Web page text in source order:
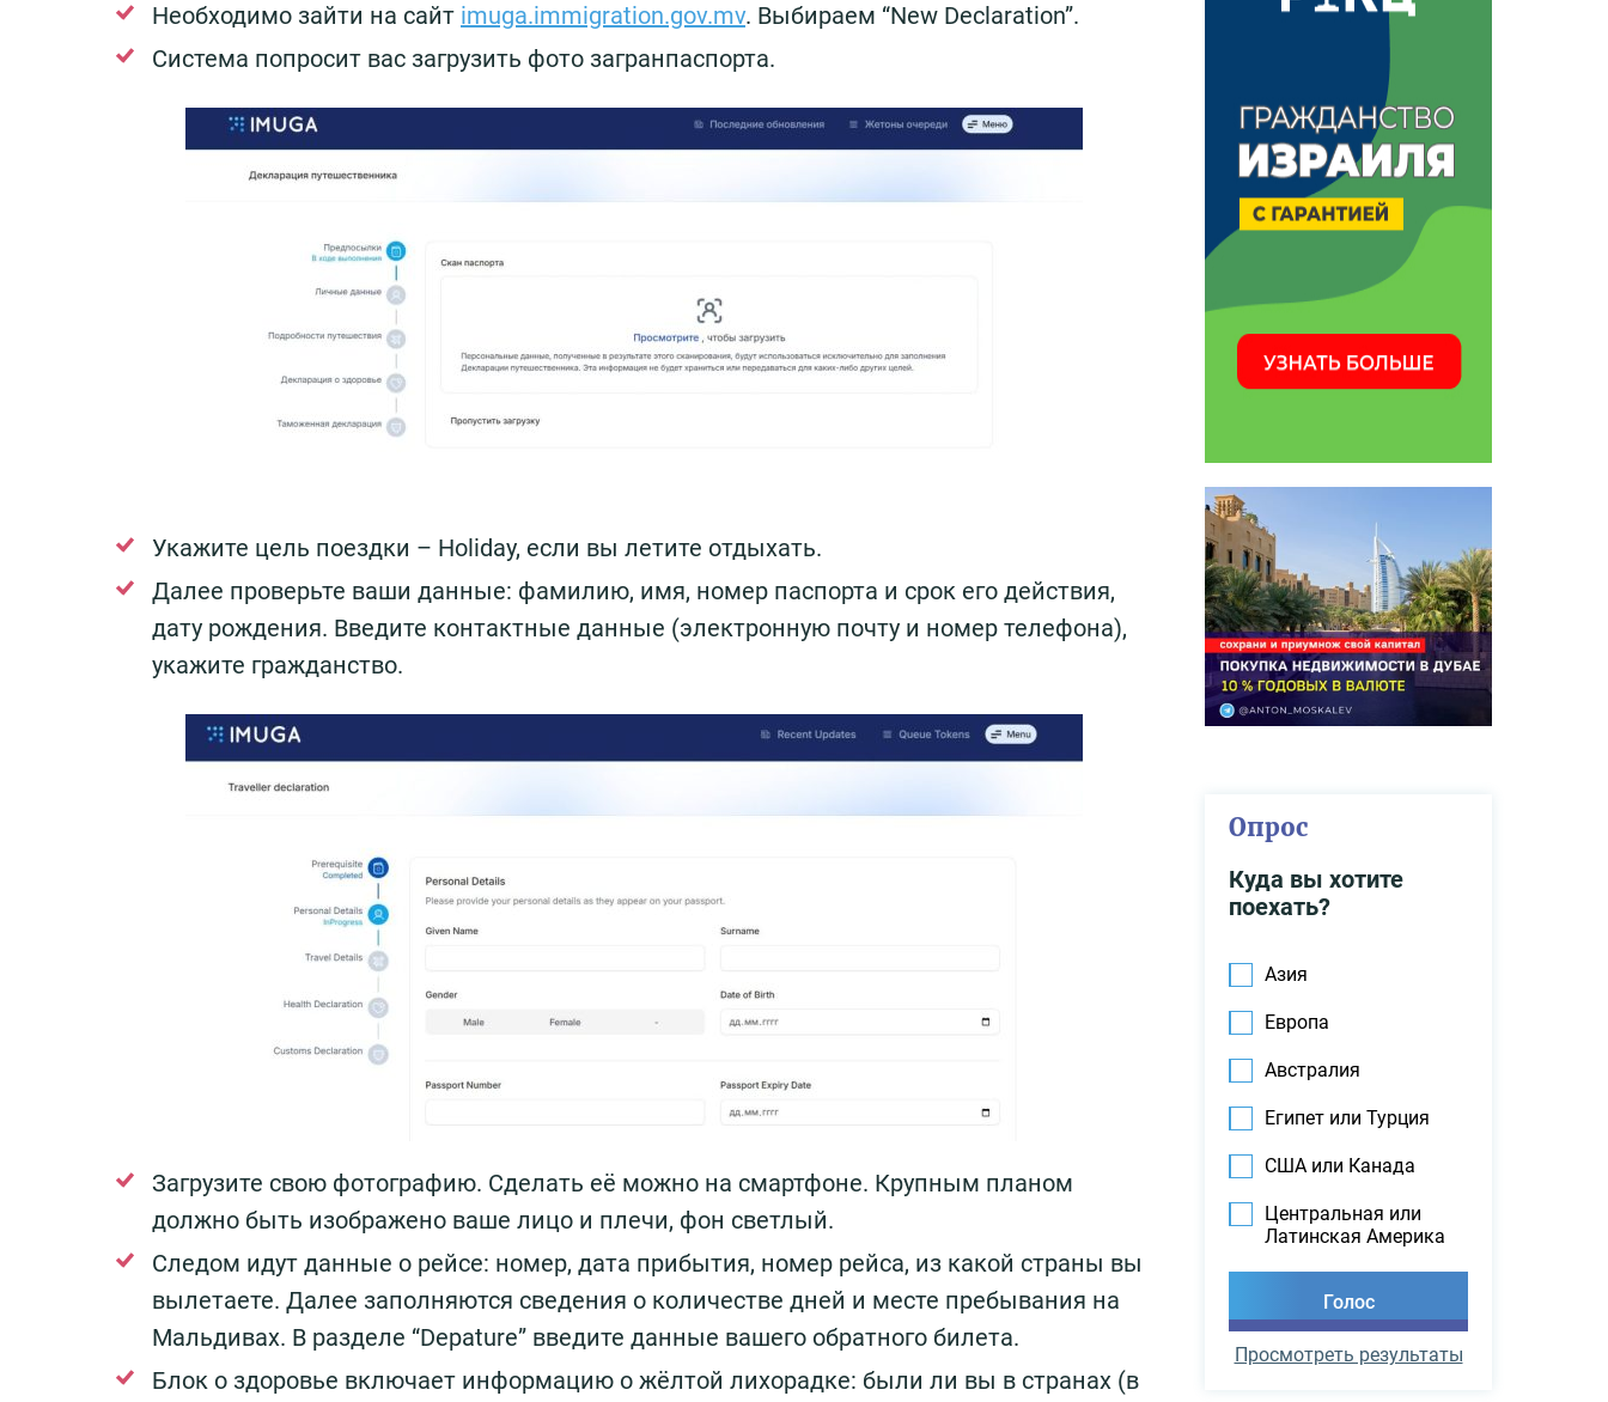
Необходимо зайти на сайт imuga.immigration.gov.mv. Выбираем “New Declaration”.
Система попросит вас загрузить фото загранпаспорта.
Укажите цель поездки – Holiday, если вы летите отдыхать.
Далее проверьте ваши данные: фамилию, имя, номер паспорта и срок его действия,
дату рождения. Введите контактные данные (электронную почту и номер телефона),
укажите гражданство.
Загрузите свою фотографию. Сделать её можно на смартфоне. Крупным планом
должно быть изображено ваше лицо и плечи, фон светлый.
Следом идут данные о рейсе: номер, дата прибытия, номер рейса, из какой страны вы
вылетаете. Далее заполняются сведения о количестве дней и месте пребывания на
Мальдивах. В разделе “Depature” введите данные вашего обратного билета.
Блок о здоровье включает информацию о жёлтой лихорадке: были ли вы в странах (в
Опрос
Куда вы хотите
поехать?
Азия
Европа
Австралия
Египет или Турция
США или Канада
Центральная или
Латинская Америка
Просмотреть результаты